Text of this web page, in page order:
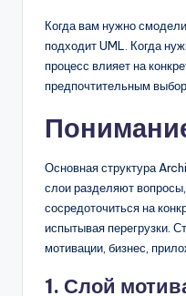
Когда вам нужно
подходит UML. Когда
процесс влияет на
предпочтительным
Основная структура
слои разделяют
сосредоточиться на
испытывая перегрузки.
мотивации, бизнес,
1. Слой